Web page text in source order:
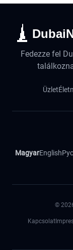
Fedezze fel
Üzlet
MagyarEnglish
©
Kapcsolat